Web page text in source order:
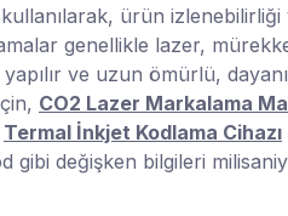
ürün
genellikle lazer,
ve uzun ömürlü,
CO2 Lazer Markalama
Termal İnkjet Kodlama Cihazı
gibi değişken bilgileri